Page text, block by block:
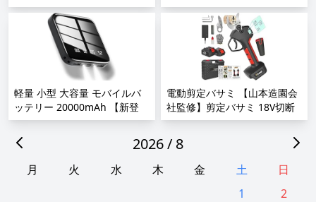
ケース付き 音量調整可 軽量
音楽/映画;
ー WSR-1166DHPL2/N 11ac
ac1200 866+300Mbps IPv6対
応 デュアルバンド 3LDK 2階
建向け エコパッケージ テレワ
ーク 日本メーカー 【 iPhone
14 / 13 / 12 / iPhone SE(第二
世代) / Nintendo Switch メー
カー動作確認済み】;
軽量 小型 大容量 モバイルバ
ッテリー 20000mAh 【新登
場】 LEDライト付き 急速充電
携帯バッテリー 持ち運び便利
スタンド機能搭載 携帯充電器
2USBポート 2台同時充電 コン
パクト スマホ充電器 防災グッ
電動剪定バサミ 【山本造園会
社監修】剪定バサミ 18V切断
径40mmのコードレス充電式
節可 マキタ18V互換
4500mAh大容量バッテリー付
き PSE認証取得済み 切断回数
と残量表示ディスプレー ブラ
2026 / 8
月 火 水 木 金 土
日
1
2